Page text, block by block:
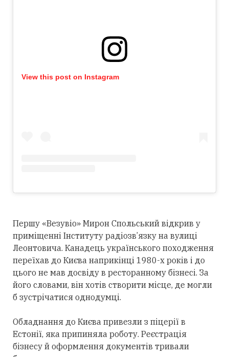
View this post on Instagram
Першу «Везувіо» Мирон Спольський відкрив у
приміщенні Інституту радіозв’язку на вулиці
Леонтовича. Канадець українського походження
переїхав до Києва наприкінці 1980-х років і до
цього не мав досвіду в ресторанному бізнесі. За
його словами, він хотів створити місце, де могли
б зустрічатися однодумці.
Обладнання до Києва привезли з піцерії в
Естонії, яка припиняла роботу. Реєстрація
бізнесу й оформлення документів тривали